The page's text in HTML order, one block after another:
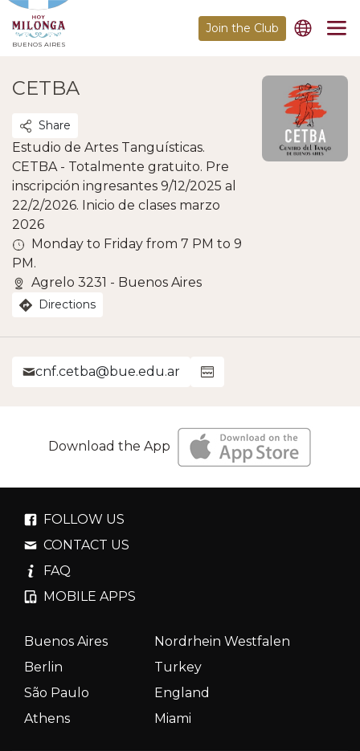
BUENOS AIRES
Join the Club
CETBA
Share
Estudio de Artes Tanguísticas.
CETBA - Totalmente gratuito. Pre
inscripción ingresantes 9/12/2025 al
22/2/2026. Inicio de clases marzo
2026
Monday to Friday from 7 PM to 9
PM.
Agrelo 3231 - Buenos Aires
Directions
cnf.cetba@bue.edu.ar
Download the App
FOLLOW US
CONTACT US
FAQ
MOBILE APPS
Buenos Aires
Nordrhein Westfalen
Berlin
Turkey
São Paulo
England
Athens
Miami